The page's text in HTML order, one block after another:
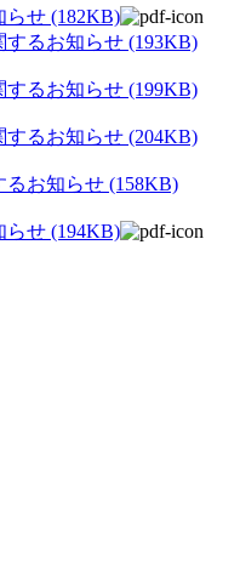
せ (182KB)
るお知らせ (193KB)
るお知らせ (199KB)
るお知らせ (204KB)
お知らせ (158KB)
らせ (194KB)